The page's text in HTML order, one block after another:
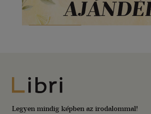
Libri
Legyen mindig képben az irodalommal!